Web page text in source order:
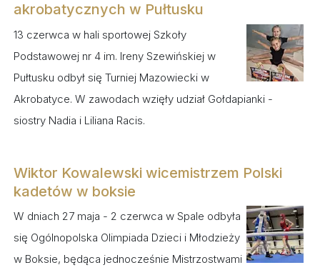
akrobatycznych w Pułtusku
13 czerwca w hali sportowej Szkoły
Podstawowej nr 4 im. Ireny Szewińskiej w
Pułtusku odbył się Turniej Mazowiecki w
Akrobatyce. W zawodach wzięły udział Gołdapianki -
siostry Nadia i Liliana Racis.
Wiktor Kowalewski wicemistrzem Polski
kadetów w boksie
W dniach 27 maja - 2 czerwca w Spale odbyła
się Ogólnopolska Olimpiada Dzieci i Młodzieży
w Boksie, będąca jednocześnie Mistrzostwami